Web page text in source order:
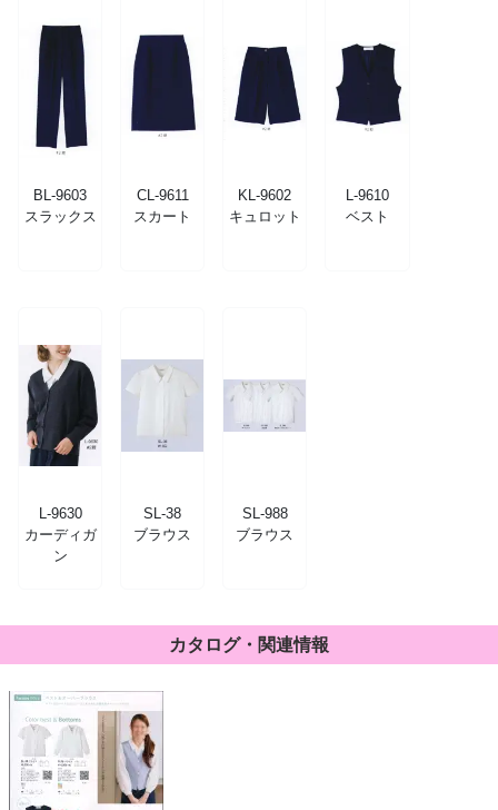
BL-9603
スラックス
CL-9611
スカート
KL-9602
キュロット
L-9610
ベスト
L-9630
カーディガ
ン
SL-38
ブラウス
SL-988
ブラウス
カタログ・関連情報